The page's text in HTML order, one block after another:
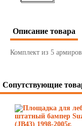
Описание товара
Комплект из 5
Сопутствующие